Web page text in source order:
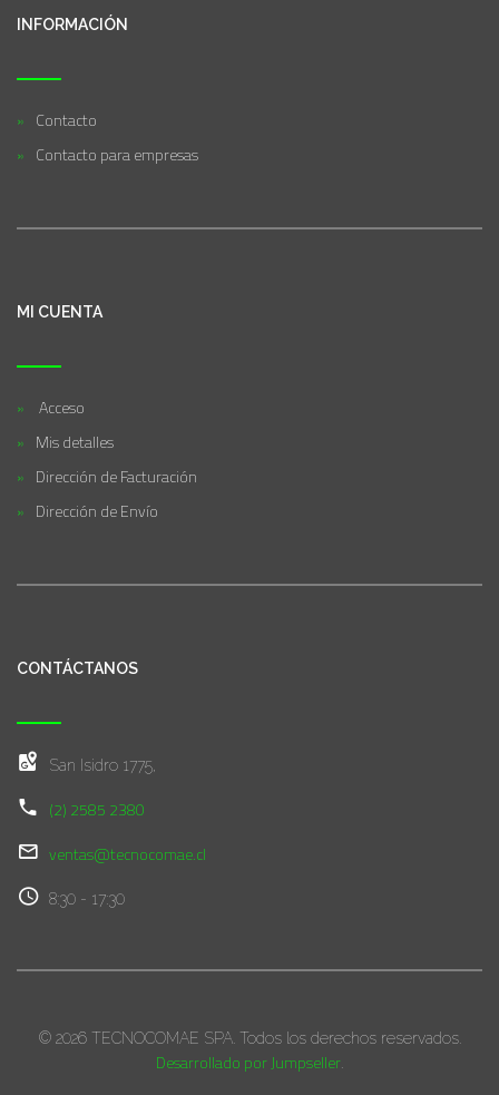
INFORMACIÓN
Contacto
Contacto para empresas
MI CUENTA
Acceso
Mis detalles
Dirección de Facturación
Dirección de Envío
CONTÁCTANOS
San Isidro 1775,
(2) 2585 2380
ventas@tecnocomae.cl
8:30 - 17:30
© 2026 TECNOCOMAE SPA. Todos los derechos reservados.
Desarrollado por Jumpseller.